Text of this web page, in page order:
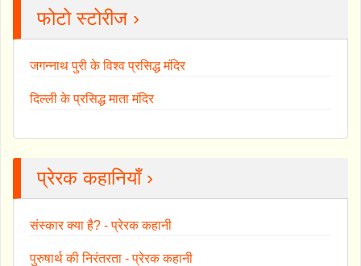
फोटो स्टोरीज ›
जगन्नाथ पुरी के विश्व प्रसिद्ध मंदिर
दिल्ली के प्रसिद्ध माता मंदिर
प्रेरक कहानियाँ ›
संस्कार क्या है? - प्रेरक कहानी
पुरुषार्थ की निरंतरता - प्रेरक कहानी